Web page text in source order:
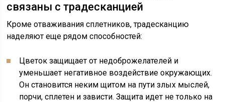
связаны с традесканцией
Кроме отваживания сплетников, традесканцию
наделяют еще рядом способностей:
Цветок защищает от недоброжелателей и
уменьшает негативное воздействие окружающих.
Он становится неким щитом на пути злых мыслей,
порчи, сплетен и зависти. Защита идет не только на